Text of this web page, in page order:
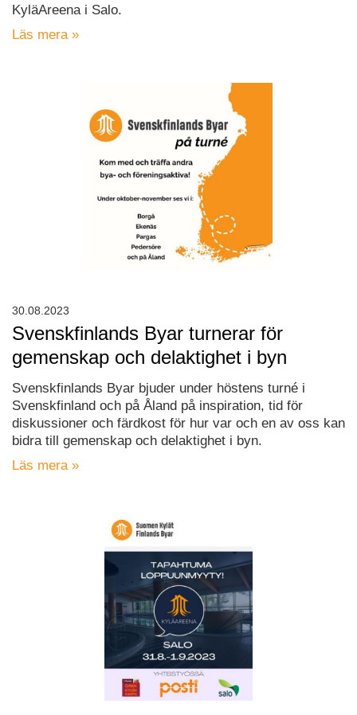
KyläAreena i Salo.
Läs mera »
Svenskfinlands Byar turnerar för
gemenskap och delaktighet i byn
Svenskfinlands Byar bjuder under höstens turné i
Svenskfinland och på Åland på inspiration, tid för
diskussioner och färdkost för hur var och en av oss kan
bidra till gemenskap och delaktighet i byn.
Läs mera »
30.08.2023